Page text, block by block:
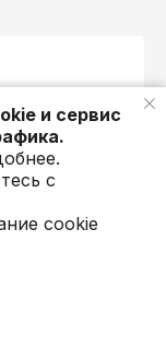
и сервис
с
cookie